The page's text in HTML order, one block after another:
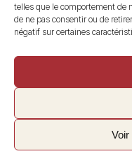
telles que le comportement de
de ne pas consentir ou de
négatif sur certaines
Voir
Site